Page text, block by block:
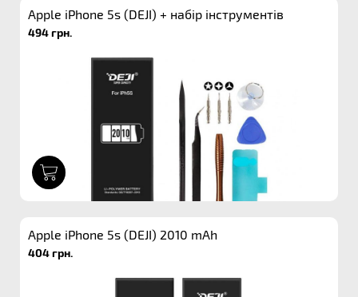
Apple iPhone 5s (DEJI) + набір інструментів
494 грн.
Apple iPhone 5s (DEJI) 2010 mAh
404 грн.